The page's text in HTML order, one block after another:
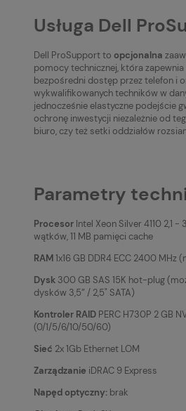
Usługa Dell
Dell ProSupport to opcjonalna
pomocy technicznej, która zapewnia
bezpośredni dostęp przez telefon i
wykwalifikowanych techników w
jednocześnie elastyczne podejście
ochronę inwestycji niezależnie od
biuro, czy też setki oddziałów
Parametry
Procesor Intel Xeon Silver 4110 2,1 -
wątków, 11 MB pamięci cache
RAM1x16 GB DDR4 ECC 2400 MHz
Dysk 300 GB SAS 15K hot-plug
dysków 3,5” / 2,5" SATA)
Kontroler RAID PERC H730P 2 GB
(0/1/5/6/10/50/60)
Sieć 2x 1Gb Ethernet LOM
Zarządzanie iDRAC 9 Express
Napęd optyczny: brak